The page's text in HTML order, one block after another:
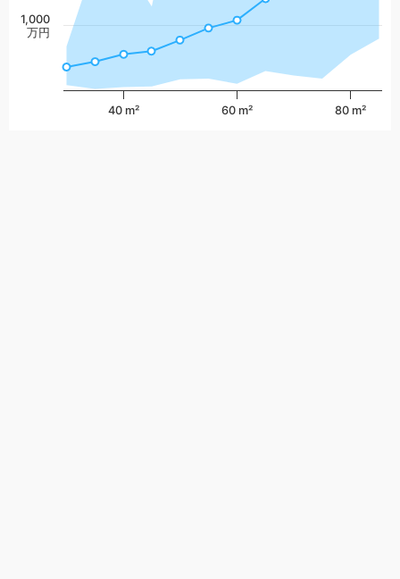
40 m² 60 m² 80 m²
1,000
万円